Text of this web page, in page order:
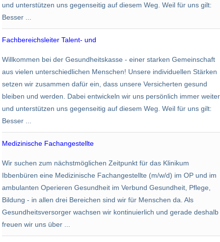
und unterstützen uns gegenseitig auf diesem Weg. Weil für uns gilt:
Besser ...
Fachbereichsleiter Talent- und
Erfurt
Willkommen bei der Gesundheitskasse - einer starken Gemeinschaft
aus vielen unterschiedlichen Menschen! Unsere individuellen Stärken
setzen wir zusammen dafür ein, dass unsere Versicherten gesund
bleiben und werden. Dabei entwickeln wir uns persönlich immer weiter
und unterstützen uns gegenseitig auf diesem Weg. Weil für uns gilt:
Besser ...
Medizinische Fachangestellte
Ibbenbüren
Wir suchen zum nächstmöglichen Zeitpunkt für das Klinikum
Ibbenbüren eine Medizinische Fachangestellte (m/w/d) im OP und im
ambulanten Operieren Gesundheit im Verbund Gesundheit, Pflege,
Bildung - in allen drei Bereichen sind wir für Menschen da. Als
Gesundheitsversorger wachsen wir kontinuierlich und gerade deshalb
freuen wir uns über ...